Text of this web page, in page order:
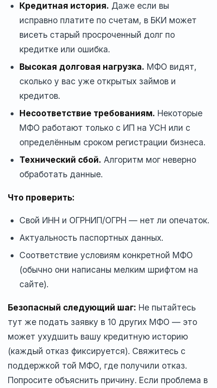
Кредитная история. Даже если вы
исправно платите по счетам, в БКИ может
висеть старый просроченный долг по
кредитке или ошибка.
Высокая долговая нагрузка. МФО видят,
сколько у вас уже открытых займов и
кредитов.
Несоответствие требованиям. Некоторые
МФО работают только с ИП на УСН или с
определённым сроком регистрации бизнеса.
Технический сбой. Алгоритм мог неверно
обработать данные.
Что проверить:
Свой ИНН и ОГРНИП/ОГРН — нет ли опечаток.
Актуальность паспортных данных.
Соответствие условиям конкретной МФО
(обычно они написаны мелким шрифтом на
сайте).
Безопасный следующий шаг: Не пытайтесь
тут же подать заявку в 10 других МФО — это
может ухудшить вашу кредитную историю
(каждый отказ фиксируется). Свяжитесь с
поддержкой той МФО, где получили отказ.
Попросите объяснить причину. Если проблема в